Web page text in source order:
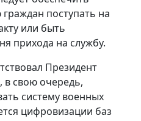
поступать на
или быть
прихода на службу.
Президент
в свою очередь,
систему военных
цифровизации баз